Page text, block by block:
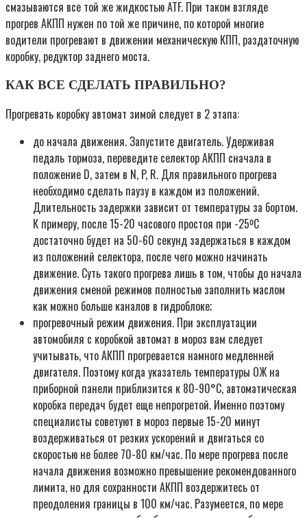
смазываются все той же жидкостью ATF. При таком взгляде
прогрев АКПП нужен по той же причине, по которой многие
водители прогревают в движении механическую КПП, раздаточную
коробку, редуктор заднего моста.
КАК ВСЕ СДЕЛАТЬ ПРАВИЛЬНО?
Прогревать коробку автомат зимой следует в 2 этапа:
до начала движения. Запустите двигатель. Удерживая
педаль тормоза, переведите селектор АКПП сначала в
положение D, затем в N, P, R. Для правильного прогрева
необходимо сделать паузу в каждом из положений.
Длительность задержки зависит от температуры за бортом.
К примеру, после 15-20 часового простоя при -25ºС
достаточно будет на 50-60 секунд задержаться в каждом
из положений селектора, после чего можно начинать
движение. Суть такого прогрева лишь в том, чтобы до начала
движения сменой режимов полностью заполнить маслом
как можно больше каналов в гидроблоке;
прогревочный режим движения. При эксплуатации
автомобиля с коробкой автомат в мороз вам следует
учитывать, что АКПП прогревается намного медленней
двигателя. Поэтому когда указатель температуры ОЖ на
приборной панели приблизится к 80-90°С, автоматическая
коробка передач будет еще непрогретой. Именно поэтому
специалисты советуют в мороз первые 15-20 минут
воздерживаться от резких ускорений и двигаться со
скоростью не более 70-80 км/час. По мере прогрева после
начала движения возможно превышение рекомендованного
лимита, но для сохранности АКПП воздержитесь от
преодоления границы в 100 км/час. Разумеется, по мере